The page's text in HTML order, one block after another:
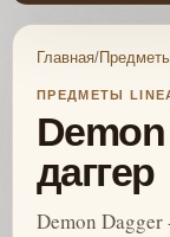
Главная/
ПРЕДМЕТЫ
даггер
Demon Dagger